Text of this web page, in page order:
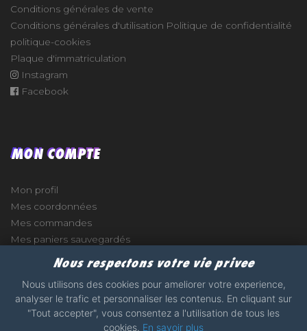
Conditions générales de vente
Conditions générales d'utilisation Politique de confidentialité
politique-cookies
Plaque d'immatriculation
Instagram
Facebook
MON COMPTE
Mon profil
Mes coordonnées
Mes commandes
Mes paniers sauvegardés
Nous respectons votre vie privee
Nous utilisons des cookies pour ameliorer votre experience,
analyser le trafic et personnaliser les contenus. En cliquant sur
"Tout accepter", vous consentez a l'utilisation de tous les
cookies. En savoir plus